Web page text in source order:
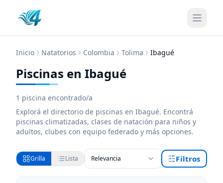
Inicio Natatorios Colombia Tolima Ibagué
Piscinas en Ibagué
1 piscina encontrado/a
Explorá el directorio de piscinas en Ibagué. Encontrá
piscinas climatizadas, clases de natación para niños y
adultos, clubes con equipo federado y más opciones.
Grilla Lista Relevancia Filtros